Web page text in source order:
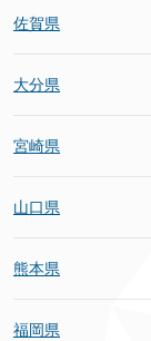
佐賀県
大分県
宮崎県
山口県
熊本県
福岡県